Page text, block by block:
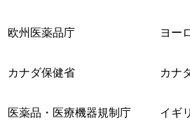
欧州医薬品庁 ヨー
カナダ保健省 カナ
医薬品・医療機器規制庁 イギ